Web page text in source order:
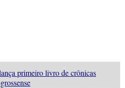
primeiro livro de crônicas